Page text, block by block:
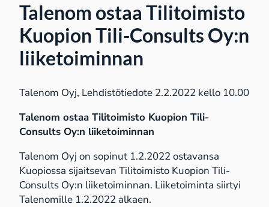
Talenom ostaa Tilitoimisto
Kuopion Tili-Consults Oy:n
liiketoiminnan
Talenom Oyj, Lehdistötiedote 2.2.2022 kello 10.00
Talenom ostaa Tilitoimisto Kuopion Tili-
Consults Oy:n liiketoiminnan
Talenom Oyj on sopinut 1.2.2022 ostavansa
Kuopiossa sijaitsevan Tilitoimisto Kuopion Tili-
Consults Oy:n liiketoiminnan. Liiketoiminta siirtyi
Talenomille 1.2.2022 alkaen.